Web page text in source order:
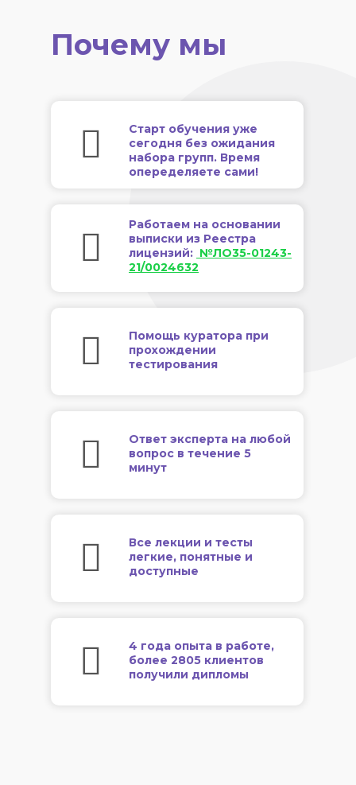
Почему мы
Старт обучения уже
сегодня без ожидания
набора групп. Время
опеределяете сами!
Работаем на основании
выписки из Реестра
лицензий: №ЛО35-01243-
21/0024632
Помощь куратора при
прохождении
тестирования
Ответ эксперта на любой
вопрос в течение 5
минут
Все лекции и тесты
легкие, понятные и
доступные
4 года опыта в работе,
более 2805 клиентов
получили дипломы